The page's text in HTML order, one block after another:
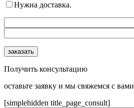
Нужна доставка.
Получить консультацию
оcтавьте заявку и мы свяжемся с вами
[simplehidden title_page_consult]